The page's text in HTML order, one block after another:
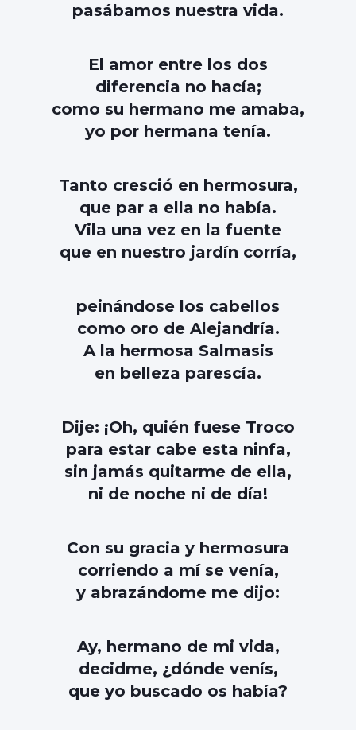
pasábamos nuestra vida.
El amor entre los dos
diferencia no hacía;
como su hermano me amaba,
yo por hermana tenía.
Tanto cresció en hermosura,
que par a ella no había.
Vila una vez en la fuente
que en nuestro jardín corría,
peinándose los cabellos
como oro de Alejandría.
A la hermosa Salmasis
en belleza parescía.
Dije: ¡Oh, quién fuese Troco
para estar cabe esta ninfa,
sin jamás quitarme de ella,
ni de noche ni de día!
Con su gracia y hermosura
corriendo a mí se venía,
y abrazándome me dijo:
Ay, hermano de mi vida,
decidme, ¿dónde venís,
que yo buscado os había?